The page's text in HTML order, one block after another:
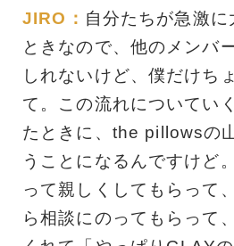
JIRO： 自分たちが急激
ときなので、他のメンバ
しれないけど、僕だけち
て。この流れについてい
たときに、the pillowsの
うことになるんですけど
って親しくしてもらって
ら相談にのってもらって